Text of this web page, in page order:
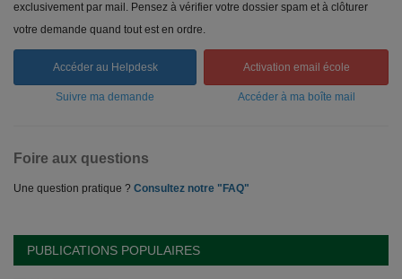
exclusivement par mail. Pensez à vérifier votre dossier spam et à clôturer
votre demande quand tout est en ordre.
Accéder au Helpdesk Activation email école
Suivre ma demande Accéder à ma boîte mail
Foire aux questions
Une question pratique ? Consultez notre "FAQ"
PUBLICATIONS POPULAIRES